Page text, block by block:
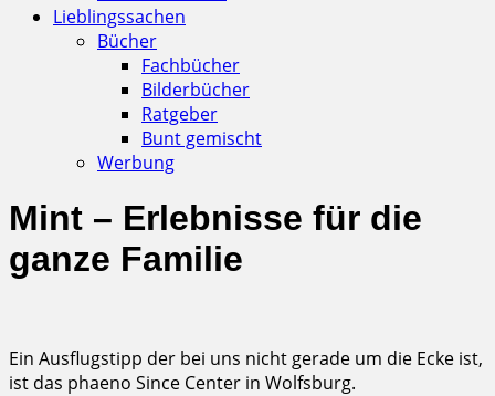
Lieblingssachen
Bücher
Fachbücher
Bilderbücher
Ratgeber
Bunt gemischt
Werbung
Mint – Erlebnisse für die
ganze Familie
Ein Ausflugstipp der bei uns nicht gerade um die Ecke ist,
ist das phaeno Since Center in Wolfsburg.